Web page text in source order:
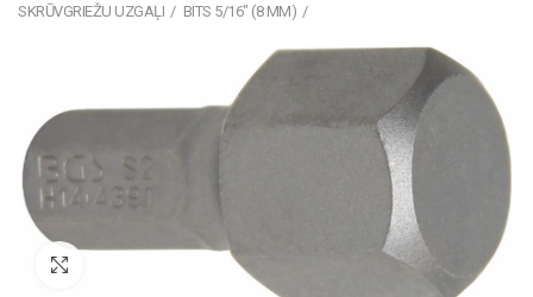
SKRŪVGRIEŽU UZGAĻI
BITS 5/16" (8 MM)